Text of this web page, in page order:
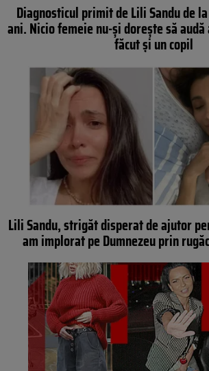
Diagnosticul primit de Lili Sandu de
ani. Nicio femeie nu-și dorește să
făcut și un copil
Lili Sandu, strigăt disperat de ajutor
am implorat pe Dumnezeu prin